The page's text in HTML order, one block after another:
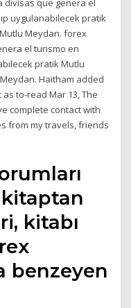
divisas que genera el
uygulanabilecek pratik
Mutlu Meydan. forex
el turismo en
pratik Mutlu
Haitham added
to-read Mar 13, The
complete contact with
from my travels, friends
kitabı
benzeyen